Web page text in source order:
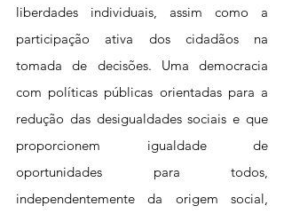
liberdades individuais, assim como a
participação ativa dos cidadãos na
tomada de decisões. Uma democracia
com políticas públicas orientadas para a
redução das desigualdades sociais e que
proporcionem igualdade de
oportunidades para todos,
independentemente da origem social,